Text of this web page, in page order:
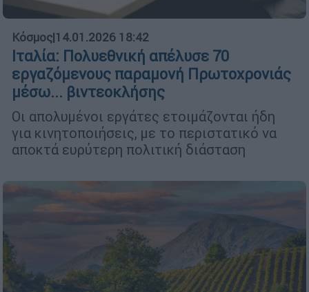
Κόσμος|14.01.2026 18:42
Ιταλία: Πολυεθνική απέλυσε 70
εργαζόμενους παραμονή Πρωτοχρονιάς
μέσω... βιντεοκλήσης
Οι απολυμένοι εργάτες ετοιμάζονται ήδη
για κινητοποιήσεις, με το περιστατικό να
αποκτά ευρύτερη πολιτική διάσταση